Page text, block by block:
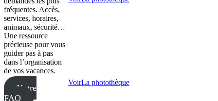
fréquentes. Accès,
services, horaires,
animaux, sécurité…
Une ressource
précieuse pour vous
guider pas à pas
dans l’organisation
de vos vacances.
Notre
FAQ
VoirLa photothèque